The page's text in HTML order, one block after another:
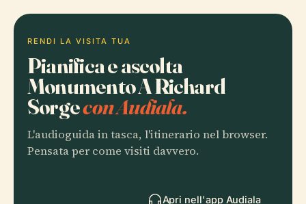
RENDI LA VISITA TUA
Pianifica e ascolta
Monumento A Richard
Sorgecon Audiala.
L'audioguida in tasca, l'itinerario nel browser.
Pensata per come visiti davvero.
Apri nell'app Audiala